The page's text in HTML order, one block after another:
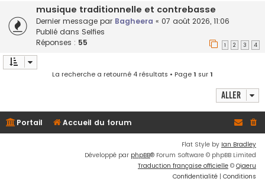
musique traditionnelle et contrebasse
Dernier message par Bagheera « 07 août 2026, 11:06
Publié dans Selfies
Réponses : 55 1 2 3 4
La recherche a retourné 4 résultats • Page1 sur1
Aller
Portail Accueil du forum
Flat Style by Ian Bradley
Développé par phpBB® Forum Software © phpBB Limited
Traduction française officielle © Qiaeru
Confidentialité | Conditions